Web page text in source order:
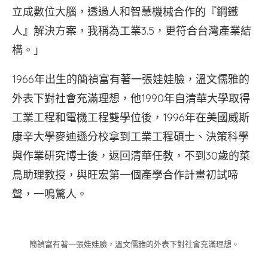
立成數位大腦，透過人和智慧機械合作的『鋼鐵
人』解決方案，我稱為工業3.5，更符合台灣產業結
構。」
1966年出生的簡禎富有著一張娃娃臉，溫文儒雅的
外表下對社會充滿理想，他1990年自清華大學取得
工業工程和電機工程雙學位後，1996年在美國威斯
康辛大學麥迪遜分校拿到工業工程碩士、決策科學
與作業研究博士後，返回清華任教，不到30歲的菜
鳥助理教授，與旺宏第一個產學合作計畫初試啼
聲，一鳴驚人。
簡禎富有著一張娃娃臉，溫文儒雅的外表下對社會充滿理想。